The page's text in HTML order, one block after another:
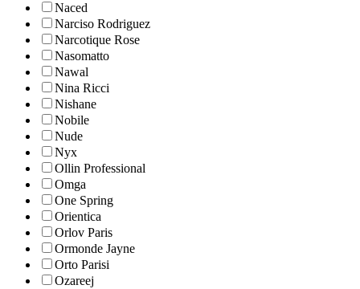
Naced
Narciso Rodriguez
Narcotique Rose
Nasomatto
Nawal
Nina Ricci
Nishane
Nobile
Nude
Nyx
Ollin Professional
Omga
One Spring
Orientica
Orlov Paris
Ormonde Jayne
Orto Parisi
Ozareej